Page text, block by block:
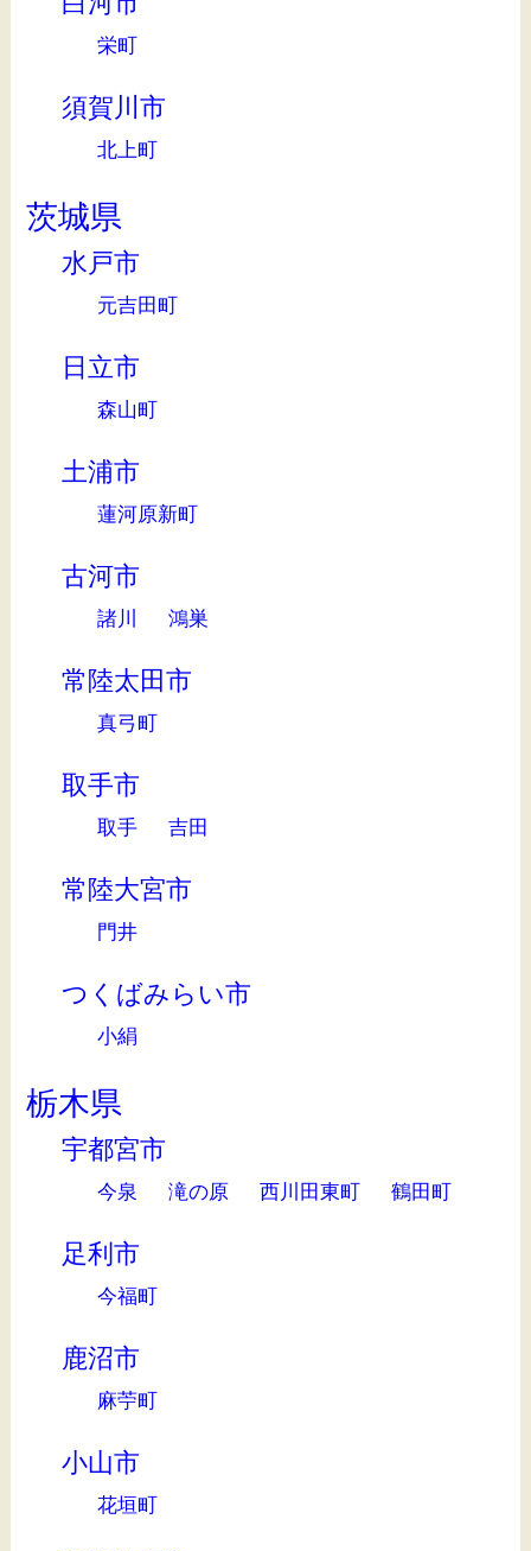
栄町
須賀川市
北上町
茨城県
水戸市
元吉田町
日立市
森山町
土浦市
蓮河原新町
古河市
諸川 鴻巣
常陸太田市
真弓町
取手市
取手 吉田
常陸大宮市
門井
つくばみらい市
小絹
栃木県
宇都宮市
今泉 滝の原 西川田東町 鶴田町
足利市
今福町
鹿沼市
麻苧町
小山市
花垣町